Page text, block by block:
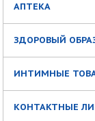
АПТЕКА
ЗДОРОВЫЙ
ИНТИМНЫЕ
КОНТАКТНЫЕ